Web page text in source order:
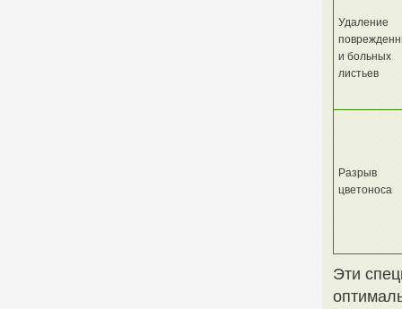
Удаление
и больных
листьев
Разрыв
цветоноса
Эти